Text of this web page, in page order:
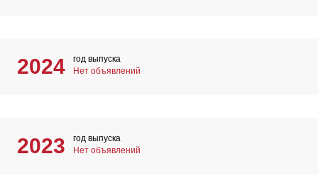
2024
год выпуска
Нет объявлений
2023
год выпуска
Нет объявлений